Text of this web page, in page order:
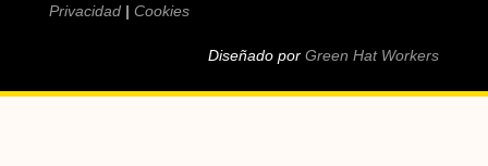
Privacidad| Cookies
Diseñado porGreen Hat Workers